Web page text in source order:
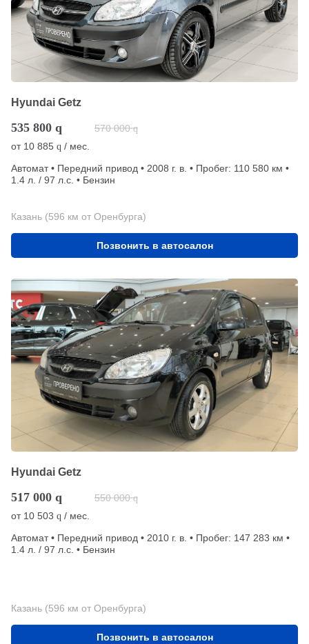
Hyundai Getz
535 800 q 570 000 q
от 10 885 q / мес.
Автомат • Передний привод • 2008 г. в. • Пробег: 110 580 км •
1.4 л. / 97 л.с. • Бензин
Казань (596 км от Оренбурга)
Позвонить в автосалон
Hyundai Getz
517 000 q 550 000 q
от 10 503 q / мес.
Автомат • Передний привод • 2010 г. в. • Пробег: 147 283 км •
1.4 л. / 97 л.с. • Бензин
Казань (596 км от Оренбурга)
Позвонить в автосалон